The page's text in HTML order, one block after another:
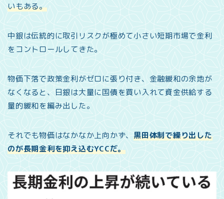
いもある。
中銀は伝統的に取引リスクが極めて小さい短期市場で金利
をコントロールしてきた。
物価下落で政策金利がゼロに張り付き、金融緩和の余地が
なくなると、日銀は大量に国債を買い入れて資金供給する
量的緩和を編み出した。
それでも物価はなかなか上向かず、黒田体制で繰り出した
のが長期金利を抑え込むYCCだ。